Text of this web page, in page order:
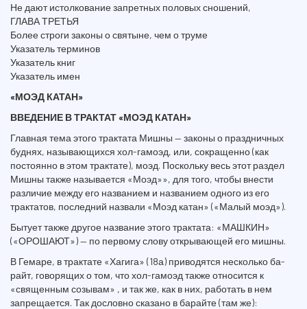
Не дают истолкование запретных половых сношений,
ГЛАВА ТРЕТЬЯ
Более строги законы о святыне, чем о труме
Указатель терминов
Указатель книг
Указатель имен
«МОЭД КАТАН»
ВВЕДЕНИЕ В ТРАКТАТ «МОЭД КАТАН»
Главная тема этого трактата Мишны — законы о праздничных
буднях, называющихся хол-гамоэд, или, сокращенно (как
постоянно в этом трактате), моэд. Поскольку весь этот раздел
Мишны также называется «Моэд»», для того, чтобы внести
различие между его названием и названием одного из его
трактатов, последний назвали «Моэд катан» («Малый моэд»).
Бытует также другое название этого трактата: «МАШКИН»
(«ОРОШАЮТ») — по первому слову открывающей его мишны.
В Гемаре, в трактате «Хагига» (18а) приводятся несколько ба-
райт, говорящих о том, что хол-гамоэд также относится к
«священным созывам» , и так же, как в них, работать в нем
запрещается. Так дословно сказано в барайте (там же):